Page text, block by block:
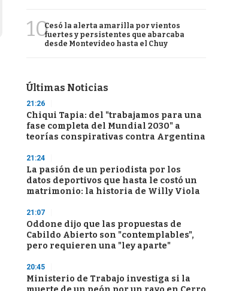
10Cesó la alerta amarilla por vientos
fuertes y persistentes que abarcaba
desde Montevideo hasta el Chuy
Últimas Noticias
21:26
Chiqui Tapia: del "trabajamos para una
fase completa del Mundial 2030" a
teorías conspirativas contra Argentina
21:24
La pasión de un periodista por los
datos deportivos que hasta le costó un
matrimonio: la historia de Willy Viola
21:07
Oddone dijo que las propuestas de
Cabildo Abierto son "contemplables",
pero requieren una "ley aparte"
20:45
Ministerio de Trabajo investiga si la